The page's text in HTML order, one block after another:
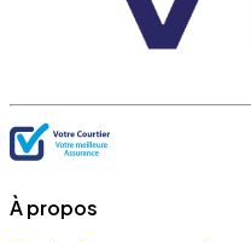
À propos